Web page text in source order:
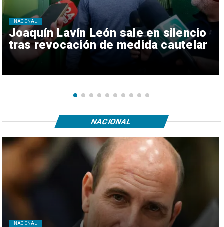
Joaquín Lavín León sale en silencio
tras revocación de medida cautelar
NACIONAL
NACIONAL
NACIONAL